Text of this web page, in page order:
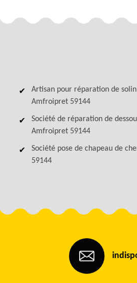
Artisan pour réparation de
Amfroipret 59144
Société de réparation de
Amfroipret 59144
Société pose de chapeau de
59144